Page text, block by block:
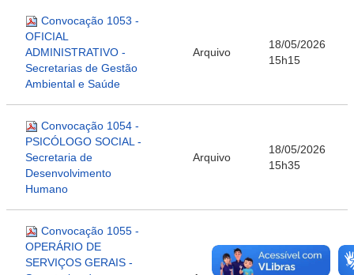
Convocação 1053 -
OFICIAL
ADMINISTRATIVO -
Secretarias de Gestão
Ambiental e Saúde
Arquivo
18/05/2026
15h15
Convocação 1054 -
PSICÓLOGO SOCIAL -
Secretaria de
Desenvolvimento
Humano
Arquivo
18/05/2026
15h35
Convocação 1055 -
OPERÁRIO DE
SERVIÇOS GERAIS -
18/05/2026